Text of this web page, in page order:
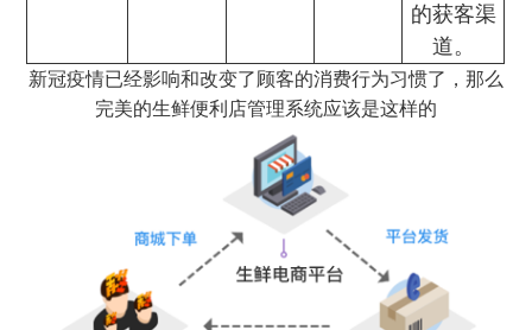
的获客渠
道。
新冠疫情已经影响和改变了顾客的消费行为习惯了，那么
完美的生鲜便利店管理系统应该是这样的